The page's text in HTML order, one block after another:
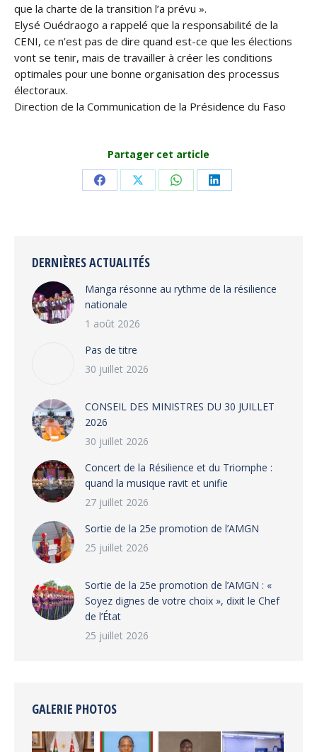
que la charte de la transition l’a prévu ».
Elysé Ouédraogo a rappelé que la responsabilité de la
CENI, ce n’est pas de dire quand est-ce que les élections
vont se tenir, mais de travailler à créer les conditions
optimales pour une bonne organisation des processus
électoraux.
Direction de la Communication de la Présidence du Faso
Partager cet article
Share Share Share Share
DERNIÈRES ACTUALITÉS
Manga résonne au rythme de la résilience
nationale
1 août 2026
Pas de titre
30 juillet 2026
CONSEIL DES MINISTRES DU 30 JUILLET
2026
30 juillet 2026
‎​Concert de la Résilience et du Triomphe :
quand la musique ravit et unifie
27 juillet 2026
‎Sortie de la 25e promotion de l’AMGN
25 juillet 2026
‎Sortie de la 25e promotion de l’AMGN : «
Soyez dignes de votre choix », dixit le Chef
de l’État
25 juillet 2026
GALERIE PHOTOS